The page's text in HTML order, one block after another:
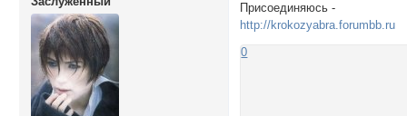
Присоединяюсь -
http://krokozyabra.forumbb.ru
0